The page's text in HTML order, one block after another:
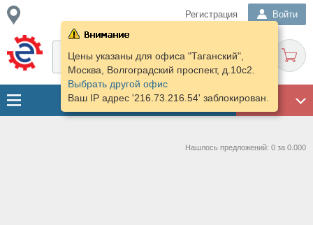
Регистрация Войти
ГАРАЖ
Цены указаны для офиса "Таганский",
Москва, Волгоградский проспект, д.10с2.
Выбрать другой офис
Ваш IP адрес '216.73.216.54' заблокирован.
Нашлось предложений: 0 за 0.000